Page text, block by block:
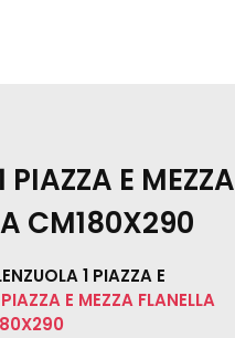
PIAZZA E MEZZA
CM180X290
1 PIAZZA E
E MEZZA FLANELLA